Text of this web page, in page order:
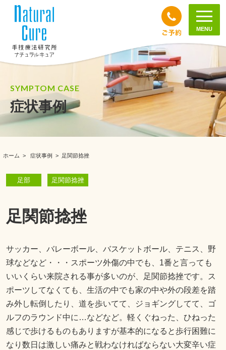
MENU
SYMPTOM CASE
症状事例
ホーム > 症状事例 > 足関節捻挫
足部 足関節捻挫
足関節捻挫
サッカー、バレーボール、バスケットボール、テニス、野
球などなど・・・スポーツ外傷の中でも、1番と言っても
いいくらい来院される事が多いのが、足関節捻挫です。ス
ポーツしてなくても、生活の中でも家の中や外の段差を踏
み外し転倒したり、道を歩いてて、ジョギングしてて、ゴ
ルフのラウンド中に…などなど。軽くぐねった、ひねった
感じで歩けるものもありますが基本的になると歩行困難に
なり数日は激しい痛みと戦わなければならない大変辛い症